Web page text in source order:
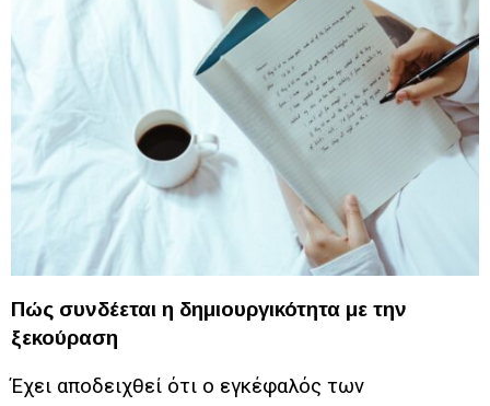
Πώς συνδέεται η δημιουργικότητα με την
ξεκούραση
Έχει αποδειχθεί ότι ο εγκέφαλός των